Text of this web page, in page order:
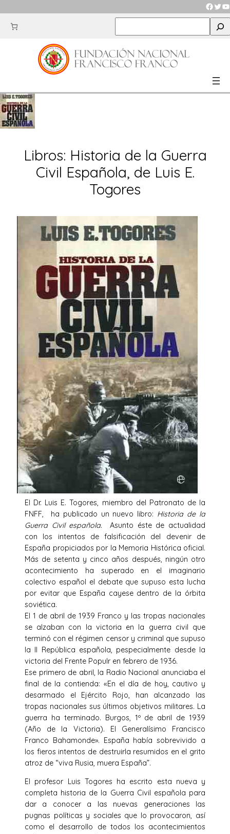
al
contenido
e
r
c
Libros: Historia de la Guerra
Civil Española, de Luis E.
Togores
El Dr. Luis E. Togores, miembro del Patronato de la
FNFF, ha publicado un nuevo libro: Historia de la
Guerra Civil española. Asunto éste de actualidad
con los intentos de falsificación del devenir de
España propiciados por la Memoria Histórica oficial.
Más de setenta y cinco años después, ningún otro
acontecimiento ha superado en el imaginario
colectivo español el debate que supuso esta lucha
por evitar que España cayese dentro de la órbita
soviética.
El 1 de abril de 1939 Franco y las tropas nacionales
se alzaban con la victoria en la guerra civil que
terminó con el régimen censor y criminal que supuso
la II República española, pespecialmente desde la
victoria del Frente Populr en febrero de 1936.
Ese primero de abril, la Radio Nacional anunciaba el
final de la contienda: «En el día de hoy, cautivo y
desarmado el Ejército Rojo, han alcanzado las
tropas nacionales sus últimos objetivos militares. La
guerra ha terminado. Burgos, 1º de abril de 1939
(Año de la Victoria). El Generalísimo Francisco
Franco Bahamonde». España había sobrevivido a
los fieros intentos de destruirla resumidos en el grito
atroz de “viva Rusia, muera España”.
El profesor Luis Togores ha escrito esta nueva y
completa historia de la Guerra Civil española para
dar a conocer a las nuevas generaciones las
pugnas políticas y sociales que lo provocaron, así
como el desarrollo de todos los acontecimientos